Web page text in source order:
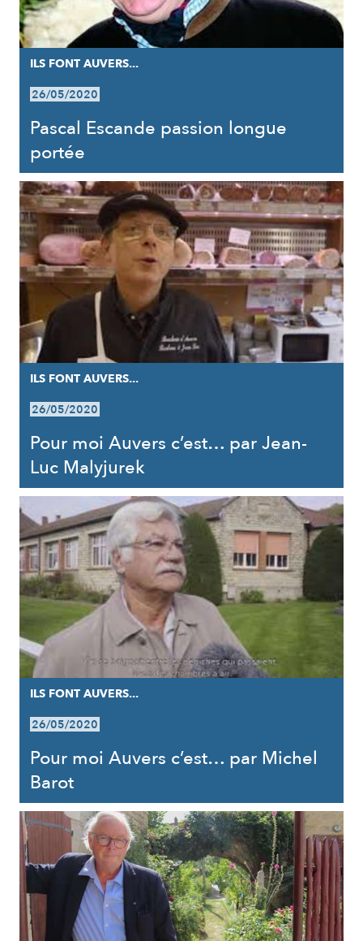
ILS FONT AUVERS...
26/05/2020
Pascal Escande passion longue
portée
ILS FONT AUVERS...
26/05/2020
Pour moi Auvers c’est… par Jean-
Luc Malyjurek
ILS FONT AUVERS...
26/05/2020
Pour moi Auvers c’est… par Michel
Barot